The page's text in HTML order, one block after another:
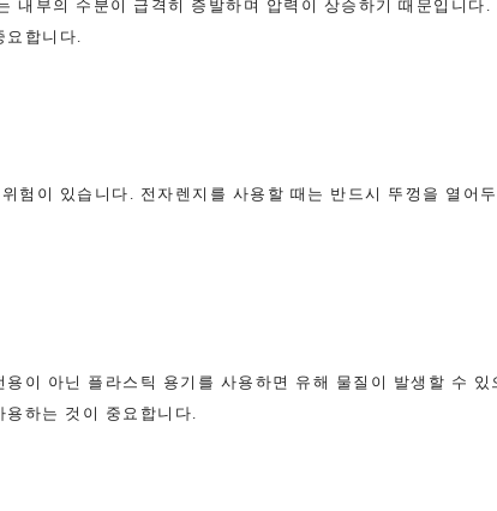
내부의 수분이 급격히 증발하며 압력이 상승하기 때문입니다.
요합니다.
험이 있습니다. 전자렌지를 사용할 때는 반드시 뚜껑을 열어
이 아닌 플라스틱 용기를 사용하면 유해 물질이 발생할 수 있
하는 것이 중요합니다.